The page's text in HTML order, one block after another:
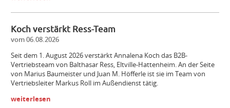
Koch verstärkt Ress-Team
vom 06.08.2026
Seit dem 1. August 2026 verstärkt Annalena Koch das B2B-
Vertriebsteam von Balthasar Ress, Eltville-Hattenheim. An der Seite
von Marius Baumeister und Juan M. Höfferle ist sie im Team von
Vertriebsleiter Markus Roll im Außendienst tätig.
weiterlesen